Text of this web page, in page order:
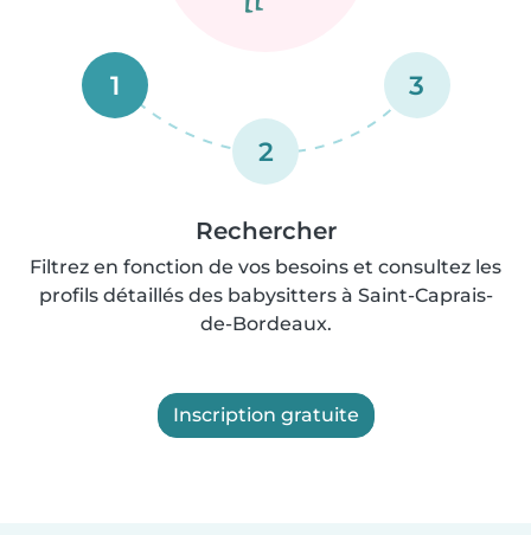
1
2
3
Rechercher
Filtrez en fonction de vos besoins et consultez les
profils détaillés des babysitters à Saint-Caprais-
de-Bordeaux.
Inscription gratuite